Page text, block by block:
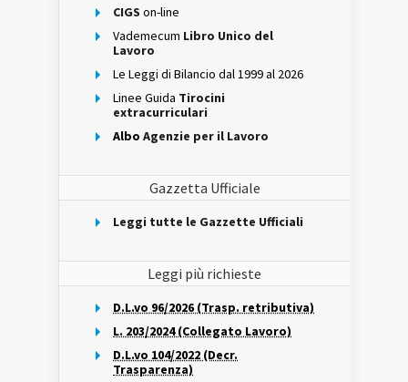
CIGS on-line
Vademecum Libro Unico del
Lavoro
Le Leggi di Bilancio dal 1999 al 2026
Linee Guida Tirocini
extracurriculari
Albo Agenzie per il Lavoro
Gazzetta Ufficiale
Leggi tutte le Gazzette Ufficiali
Leggi più richieste
D.L.vo 96/2026 (Trasp. retributiva)
L. 203/2024 (Collegato Lavoro)
D.L.vo 104/2022 (Decr.
Trasparenza)